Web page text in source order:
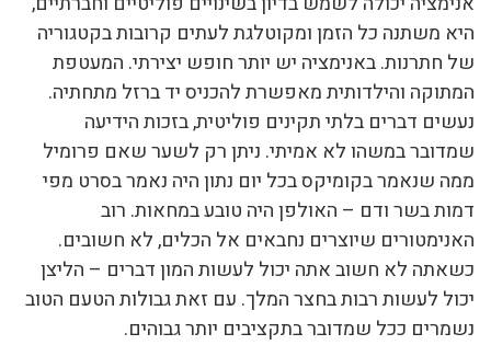
היא משתנה כל הזמן ומקוטלגת לעתים קרובות בקטגוריה
של חתרנות. באנימציה יש יותר חופש יצירתי. המעטפת
המתוקה והילדותית מאפשרת להכניס יד ברזל מתחתיה.
נעשים דברים בלתי תקינים פוליטית, בזכות הידיעה
שמדובר במשהו לא אמיתי. ניתן רק לשער שאם פרומיל
ממה שנאמר בקומיקס בכל יום נתון היה נאמר בסרט מפי
דמות בשר ודם – האולפן היה טובע במחאות. רוב
האנימטורים שיוצרים נחבאים אל הכלים, לא חשובים.
כשאתה לא חשוב אתה יכול לעשות המון דברים – הליצן
יכול לעשות רבות בחצר המלך. עם זאת גבולות הטעם הטוב
נשמרים ככל שמדובר בתקציבים יותר גבוהים.